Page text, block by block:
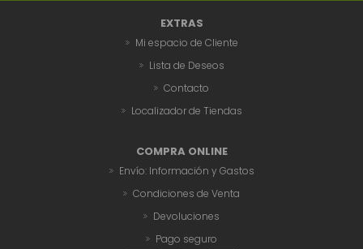
EXTRAS
Mi espacio de Cliente
Lista de Deseos
Contacto
Localizador de Tiendas
COMPRA ONLINE
Envío: Información y Gastos
Condiciones de Venta
Devoluciones
Pago seguro